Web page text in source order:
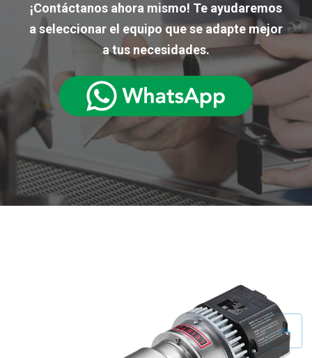
¡Contáctanos ahora mismo! Te ayudaremos
a seleccionar el equipo que se adapte mejor
a tus necesidades.